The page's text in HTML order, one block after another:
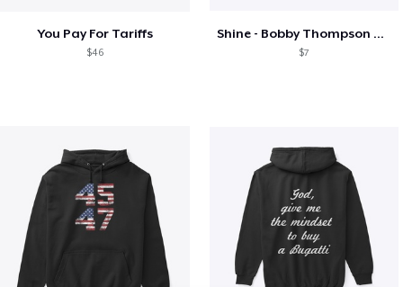
You Pay For Tariffs
$46
Shine - Bobby Thompson Band Merch
$7